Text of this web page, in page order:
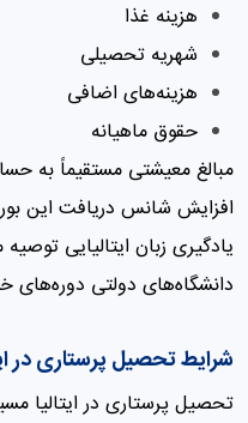
هزینه غذا
شهریه تحصیلی
هزینه‌های اضافی
حقوق ماهیانه
مبالغ معیشتی مستقیماً به
افزایش شانس دریافت این
یادگیری زبان ایتالیایی
دانشگاه‌های دولتی دوره‌های
شرایط تحصیل پرستاری در
تحصیل پرستاری در ایتالیا